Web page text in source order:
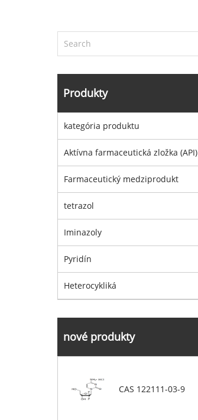
Produkty
kategória produktu
Aktívna farmaceutická zložka (API)
Farmaceutický medziprodukt
tetrazol
Iminazoly
Pyridín
Heterocykliká
nové produkty
CAS 122111-03-9